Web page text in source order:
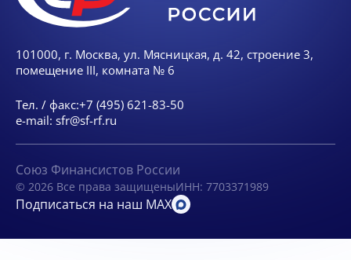
101000, г. Москва, ул. Мясницкая, д. 42, строение 3,
помещение III, комната № 6
Тел. / факс:+7 (495) 621-83-50
e-mail: sfr@sf-rf.ru
Союз Финансистов России
© 2026 Все права защищеныИНН: 7703371989
Подписаться на наш MAX